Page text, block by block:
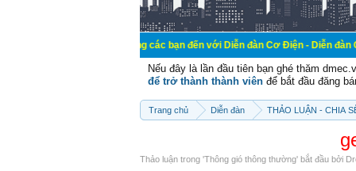
Chào mừng các bạn đến với Diễn đàn Cơ Điện - Diễn đàn Cơ điện
Nếu đây là lần đầu tiên bạn ghé thăm
để trở thành thành viên để bắt đầu đăng
Trang chủ Diễn đàn THẢO LUẬN - CHIA
Thảo luận trong 'Thông gió thông thường' bắt đầu bởi